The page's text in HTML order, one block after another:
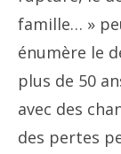
famille… »
énumère le
plus de 50
avec des
des pertes